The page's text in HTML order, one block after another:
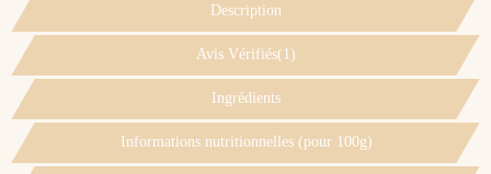
Description
Avis Vérifiés(1)
Ingrédients
Informations nutritionnelles (pour 100g)